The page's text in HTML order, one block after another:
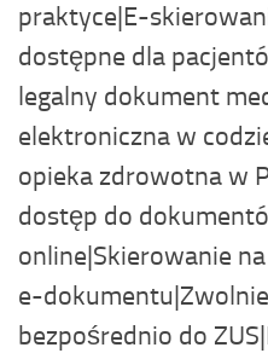
praktyce|E-
dostępne dla
legalny dokument
elektroniczna w
opieka zdrowotna w
dostęp do
online|Skierowanie
e-
bezpośrednio do